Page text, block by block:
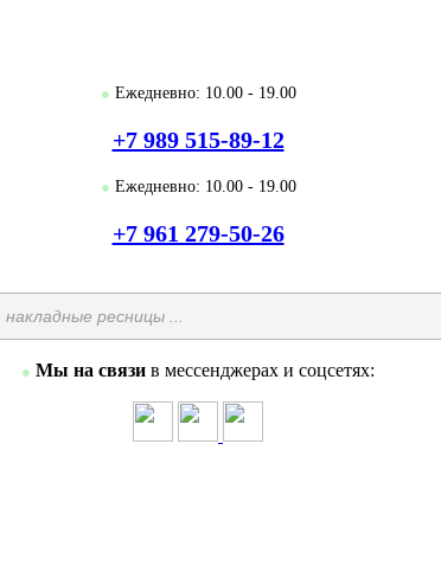
● Ежедневно: 10.00 - 19.00
+7 989 515-89-12
● Ежедневно: 10.00 - 19.00
+7 961 279-50-26
● Мы на связи в мессенджерах и соцсетях: